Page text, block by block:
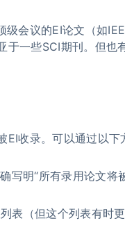
会议的EI论文（如
一些SCI期刊。但也
收录。可以通过以下
写明“所有录用论文将
表（但这个列表有时更